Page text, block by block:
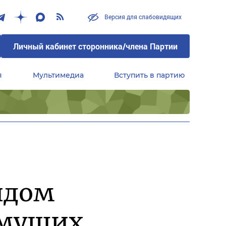
Версия для слабовидящих
Личный кабинет сторонника/члена Партии
Мультимедиа Вступить в партию